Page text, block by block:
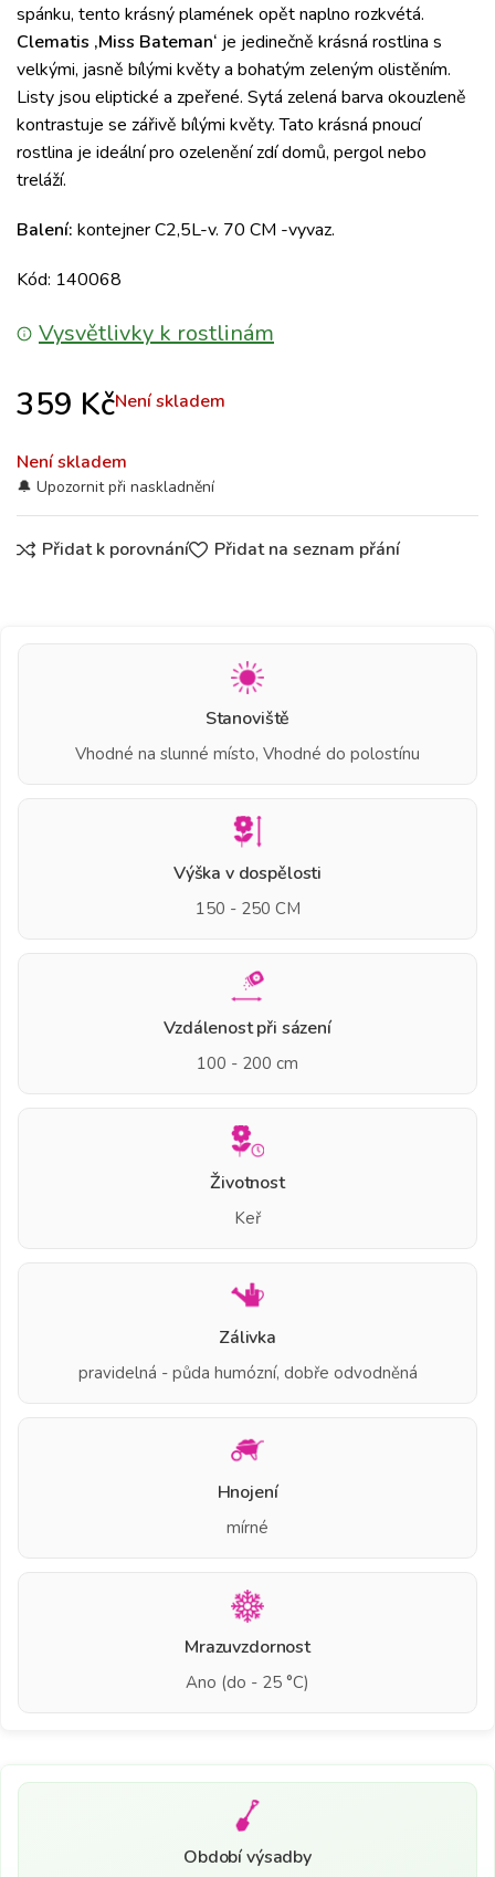
spánku, tento krásný plamének opět naplno rozkvétá.
Clematis ‚Miss Bateman‘ je jedinečně krásná rostlina s
velkými, jasně bílými květy a bohatým zeleným olistěním.
Listy jsou eliptické a zpeřené. Sytá zelená barva okouzleně
kontrastuje se zářivě bílými květy.Tato krásná pnoucí
rostlina je ideální pro ozelenění zdí domů, pergol nebo
treláží.
Balení: kontejner C2,5L-v. 70 CM -vyvaz.
Kód: 140068
Vysvětlivky k rostlinám
359 KčNení skladem
Není skladem
Přidat k porovnání Přidat na seznam přání
Stanoviště
Vhodné na slunné místo, Vhodné do polostínu
Výška v dospělosti
150 - 250 CM
Vzdálenost při sázení
100 - 200 cm
Životnost
Keř
Zálivka
pravidelná - půda humózní, dobře odvodněná
Hnojení
mírné
Mrazuvzdornost
Ano (do - 25 °C)
Období výsadby